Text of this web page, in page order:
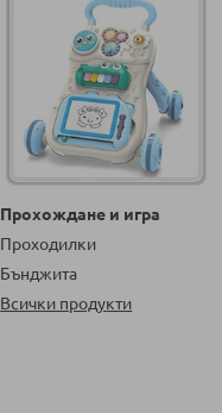
Прохождане и игра
Проходилки
Бънджита
Всички продукти